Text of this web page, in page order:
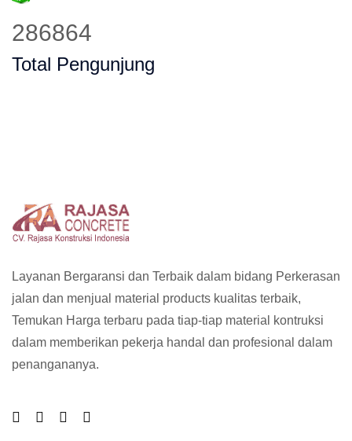
364805
Total Pengunjung
Layanan Bergaransi dan Terbaik dalam bidang Perkerasan
jalan dan menjual material products kualitas terbaik,
Temukan Harga terbaru pada tiap-tiap material kontruksi
dalam memberikan pekerja handal dan profesional dalam
penangananya.